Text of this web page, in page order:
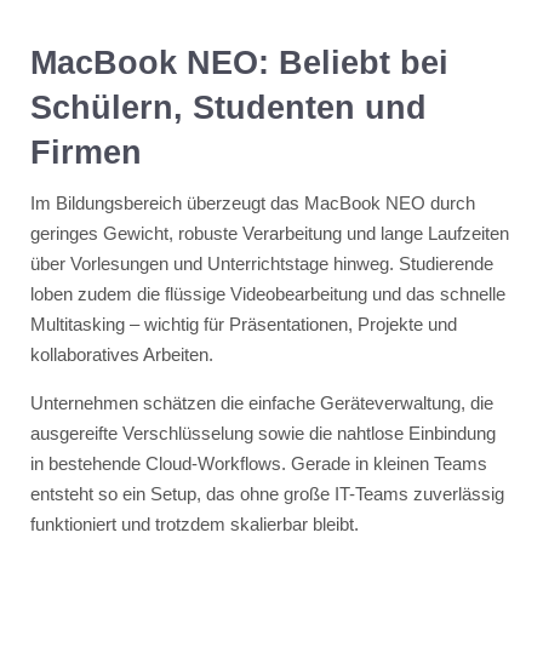
MacBook NEO: Beliebt bei
Schülern, Studenten und
Firmen
Im Bildungsbereich überzeugt das MacBook NEO durch
geringes Gewicht, robuste Verarbeitung und lange Laufzeiten
über Vorlesungen und Unterrichtstage hinweg. Studierende
loben zudem die flüssige Videobearbeitung und das schnelle
Multitasking – wichtig für Präsentationen, Projekte und
kollaboratives Arbeiten.
Unternehmen schätzen die einfache Geräteverwaltung, die
ausgereifte Verschlüsselung sowie die nahtlose Einbindung
in bestehende Cloud-Workflows. Gerade in kleinen Teams
entsteht so ein Setup, das ohne große IT-Teams zuverlässig
funktioniert und trotzdem skalierbar bleibt.